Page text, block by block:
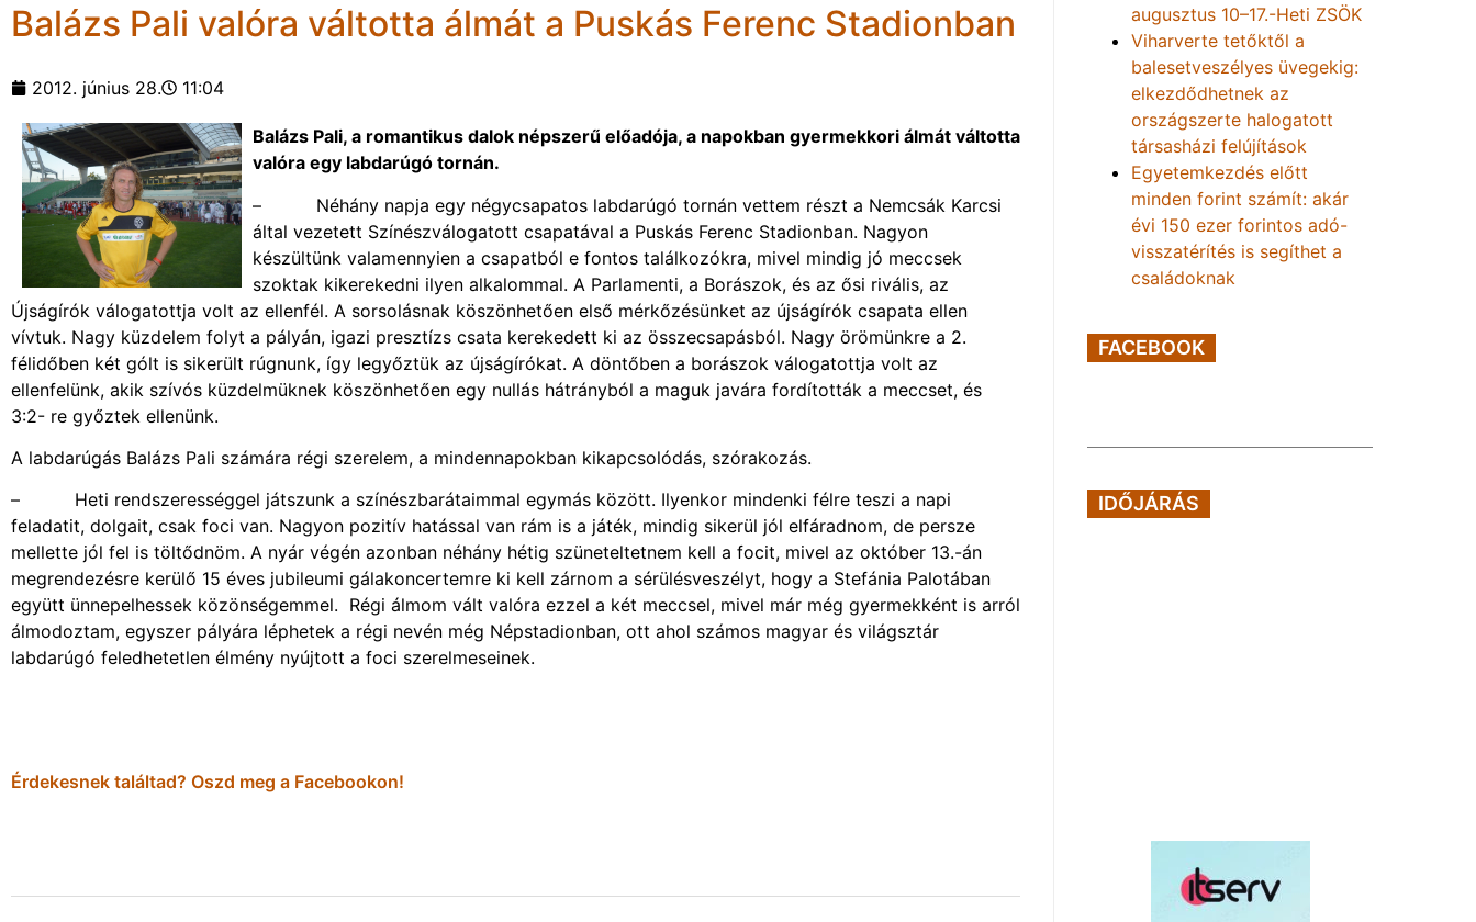
Balázs Pali valóra váltotta álmát a Puskás Ferenc Stadionban
2012. június 28. 11:04
Balázs Pali, a romantikus dalok népszerű előadója, a napokban gyermekkori álmát váltotta
valóra egy labdarúgó tornán.
– Néhány napja egy négycsapatos labdarúgó tornán vettem részt a Nemcsák Karcsi
által vezetett Színészválogatott csapatával a Puskás Ferenc Stadionban. Nagyon
készültünk valamennyien a csapatból e fontos találkozókra, mivel mindig jó meccsek
szoktak kikerekedni ilyen alkalommal. A Parlamenti, a Borászok, és az ősi rivális, az
Újságírók válogatottja volt az ellenfél. A sorsolásnak köszönhetően első mérkőzésünket az újságírók csapata ellen
vívtuk. Nagy küzdelem folyt a pályán, igazi presztízs csata kerekedett ki az összecsapásból. Nagy örömünkre a 2.
félidőben két gólt is sikerült rúgnunk, így legyőztük az újságírókat. A döntőben a borászok válogatottja volt az
ellenfelünk, akik szívós küzdelmüknek köszönhetően egy nullás hátrányból a maguk javára fordították a meccset, és
3:2- re győztek ellenünk.
A labdarúgás Balázs Pali számára régi szerelem, a mindennapokban kikapcsolódás, szórakozás.
– Heti rendszerességgel játszunk a színészbarátaimmal egymás között. Ilyenkor mindenki félre teszi a napi
feladatit, dolgait, csak foci van. Nagyon pozitív hatással van rám is a játék, mindig sikerül jól elfáradnom, de persze
mellette jól fel is töltődnöm. A nyár végén azonban néhány hétig szüneteltetnem kell a focit, mivel az október 13.-án
megrendezésre kerülő 15 éves jubileumi gálakoncertemre ki kell zárnom a sérülésveszélyt, hogy a Stefánia Palotában
együtt ünnepelhessek közönségemmel. Régi álmom vált valóra ezzel a két meccsel, mivel már még gyermekként is arról
álmodoztam, egyszer pályára léphetek a régi nevén még Népstadionban, ott ahol számos magyar és világsztár
labdarúgó feledhetetlen élmény nyújtott a foci szerelmeseinek.
Érdekesnek találtad? Oszd meg a Facebookon!
augusztus 10–17.-Heti ZSÖK
Viharverte tetőktől a
balesetveszélyes üvegekig:
elkezdődhetnek az
országszerte halogatott
társasházi felújítások
Egyetemkezdés előtt
minden forint számít: akár
évi 150 ezer forintos adó-
visszatérítés is segíthet a
családoknak
FACEBOOK
IDŐJÁRÁS